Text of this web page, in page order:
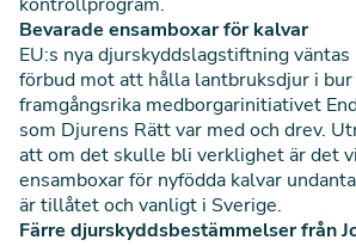
Bevarade ensamboxar för kalvar
EU:s nya djurskyddslagstiftning
förbud mot att hålla lantbruksdjur i
framgångsrika medborgarinitiativet
som Djurens Rätt var med och drev.
att om det skulle bli verklighet är det
ensamboxar för nyfödda kalvar
är tillåtet och vanligt i Sverige.
Färre djurskyddsbestämmelser från